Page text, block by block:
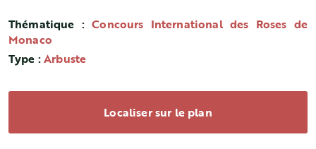
Thématique :Concours International des Roses de
Monaco
Type :Arbuste
Localiser sur le plan